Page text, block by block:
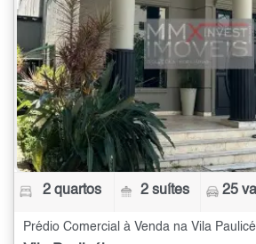
2 quartos 2 suítes 25